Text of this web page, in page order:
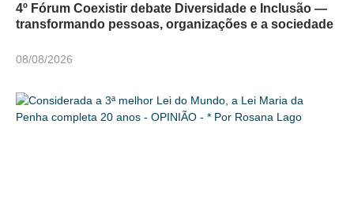
4º Fórum Coexistir debate Diversidade e Inclusão —
transformando pessoas, organizações e a sociedade
08/08/2026